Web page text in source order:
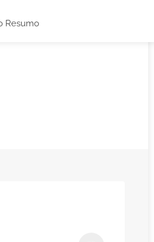
Resumo